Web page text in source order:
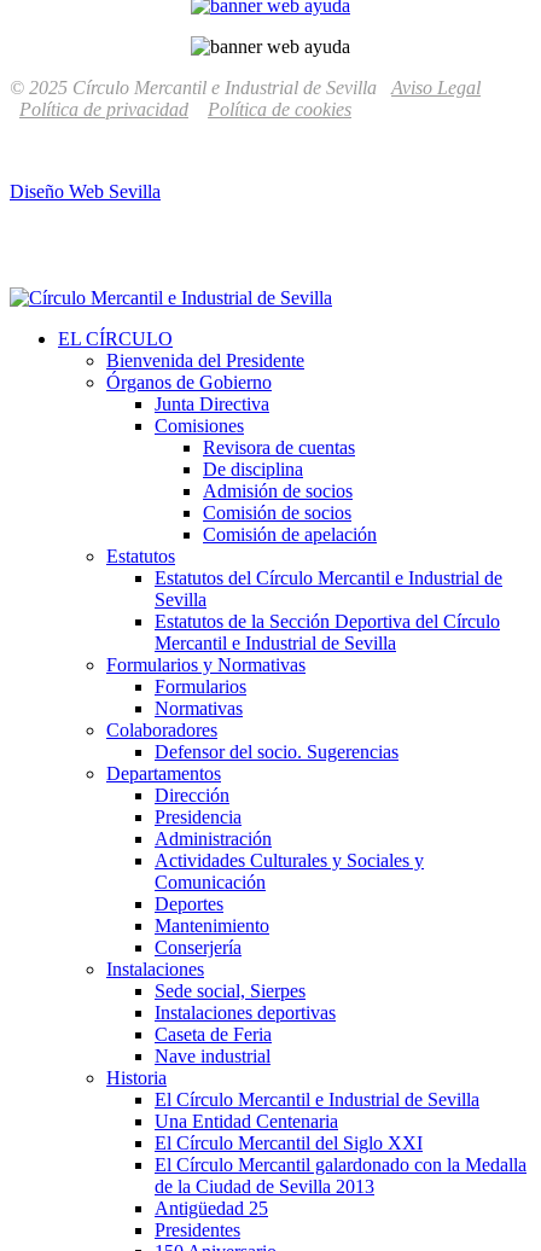
© 2025 Círculo Mercantil e Industrial de Sevilla Aviso Legal
Política de privacidad
Política de cookies
Diseño Web Sevilla
EL CÍRCULO
Bienvenida del Presidente
Órganos de Gobierno
Junta Directiva
Comisiones
Revisora de cuentas
De disciplina
Admisión de socios
Comisión de socios
Comisión de apelación
Estatutos
Estatutos del Círculo Mercantil e Industrial de
Sevilla
Estatutos de la Sección Deportiva del Círculo
Mercantil e Industrial de Sevilla
Formularios y Normativas
Formularios
Normativas
Colaboradores
Defensor del socio. Sugerencias
Departamentos
Dirección
Presidencia
Administración
Actividades Culturales y Sociales y
Comunicación
Deportes
Mantenimiento
Conserjería
Instalaciones
Sede social, Sierpes
Instalaciones deportivas
Caseta de Feria
Nave industrial
Historia
El Círculo Mercantil e Industrial de Sevilla
Una Entidad Centenaria
El Círculo Mercantil del Siglo XXI
El Círculo Mercantil galardonado con la Medalla
de la Ciudad de Sevilla 2013
Antigüedad 25
Presidentes